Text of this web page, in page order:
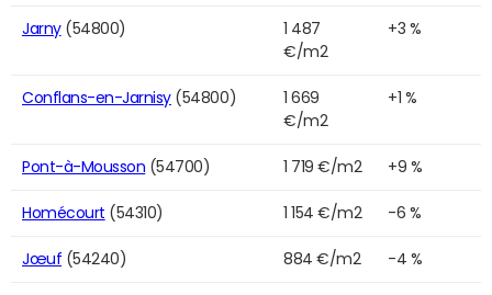
Jarny(54800)
1 487
€/m2
+3 %
Conflans-en-Jarnisy(54800)
1 669
€/m2
+1 %
Pont-à-Mousson (54700) 1 719 €/m2 +9 %
Homécourt (54310) 1 154 €/m2 -6 %
Jœuf (54240) 884 €/m2 -4 %